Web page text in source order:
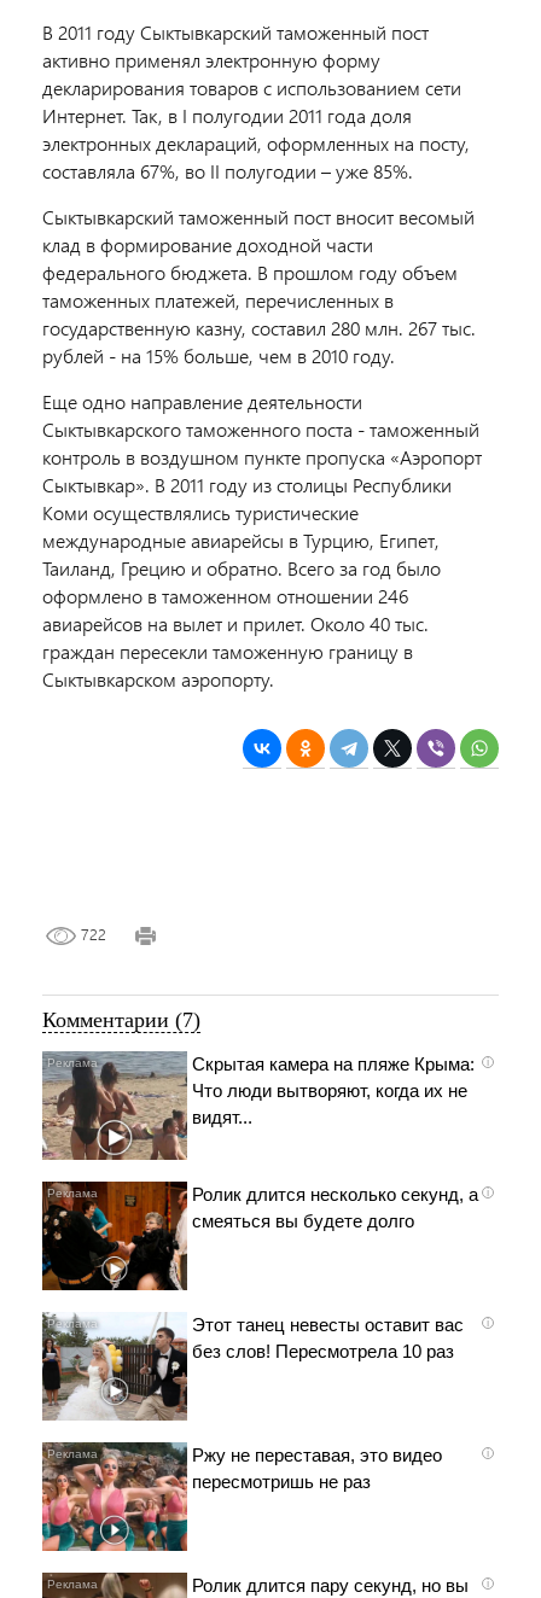
В 2011 году Сыктывкарский таможенный пост
активно применял электронную форму
декларирования товаров с использованием сети
Интернет. Так, в I полугодии 2011 года доля
электронных деклараций, оформленных на посту,
составляла 67%, во II полугодии – уже 85%.
Сыктывкарский таможенный пост вносит весомый
клад в формирование доходной части
федерального бюджета. В прошлом году объем
таможенных платежей, перечисленных в
государственную казну, составил 280 млн. 267 тыс.
рублей - на 15% больше, чем в 2010 году.
Еще одно направление деятельности
Сыктывкарского таможенного поста - таможенный
контроль в воздушном пункте пропуска «Аэропорт
Сыктывкар». В 2011 году из столицы Республики
Коми осуществлялись туристические
международные авиарейсы в Турцию, Египет,
Таиланд, Грецию и обратно. Всего за год было
оформлено в таможенном отношении 246
авиарейсов на вылет и прилет. Около 40 тыс.
граждан пересекли таможенную границу в
Сыктывкарском аэропорту.
722
Комментарии (7)
i
Скрытая камера на пляже Крыма:
Что люди вытворяют, когда их не
видят...
i
Ролик длится несколько секунд, а
смеяться вы будете долго
i
Этот танец невесты оставит вас
без слов! Пересмотрела 10 раз
i
Ржу не переставая, это видео
пересмотришь не раз
i
Ролик длится пару секунд, но вы